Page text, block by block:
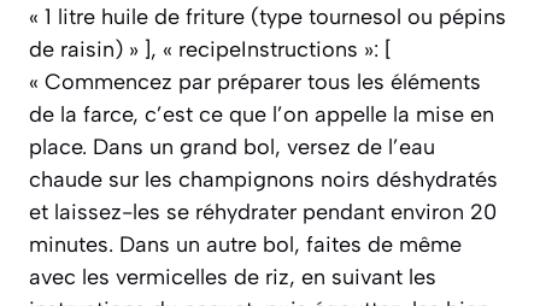
« 1 litre huile de friture (type tournesol ou pépins
de raisin) » ], « recipeInstructions »: [
« Commencez par préparer tous les éléments
de la farce, c’est ce que l’on appelle la mise en
place. Dans un grand bol, versez de l’eau
chaude sur les champignons noirs déshydratés
et laissez-les se réhydrater pendant environ 20
minutes. Dans un autre bol, faites de même
avec les vermicelles de riz, en suivant les